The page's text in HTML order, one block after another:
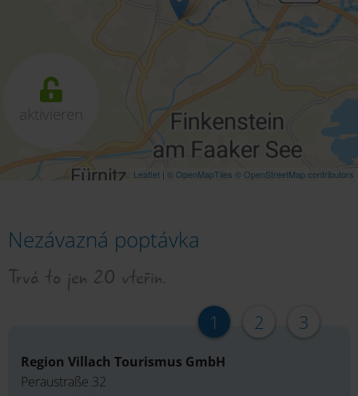
aktivieren
Leaflet | © OpenMapTiles © OpenStreetMap contributors
Nezávazná poptávka
Trvá to jen 20 vteřin.
1 2 3
Region Villach Tourismus GmbH
Peraustraße 32